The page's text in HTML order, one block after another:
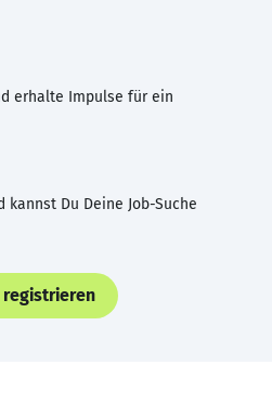
erhalte Impulse für ein
Du Deine Job-Suche
registrieren